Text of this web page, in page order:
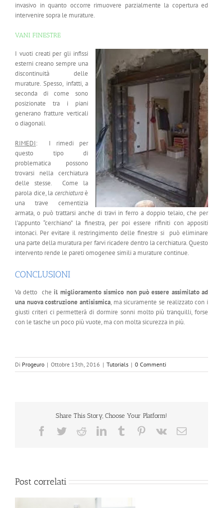
invasivo in quanto occorre rimuovere parzialmente la copertura ed
intervenire sopra le murature.
VANI FINESTRE
I vuoti creati per gli infissi
esterni creano sempre una
discontinuità delle
murature. Spesso, infatti, a
seconda di come sono
posizionate tra i piani
generano fratture verticali
o diagonali.
RIMEDI: I rimedi per
questo tipo di
problematica possono
trovarsi nella cerchiatura
delle stesse. Come la
parola dice, la cerchiaturaè
una trave cementizia
armata, o può trattarsi anche di travi in ferro a doppio telaio, che per
l’appunto “cerchiano” la finestra, per poi essere rifiniti con appositi
intonaci. Per evitare il restringimento delle finestre si può eliminare
una parte della muratura per farvi ricadere dentro la cerchiatura. Questo
intervento rende le pareti omogenee simili a murature continue.
CONCLUSIONI
Va detto cheil miglioramento sismico non può essere assimilato ad
una nuova costruzione antisismica, ma sicuramente se realizzato con i
giusti criteri ci permetterà di dormire sonni molto più tranquilli, forse
con le tasche un poco più vuote, ma con molta sicurezza in più.
Di Progeuro | Ottobre 13th, 2016 | Tutorials | 0 Commenti
Share This Story, Choose Your Platform!
Facebook
TwitterRedditLinkedIn
TumblrPinterest
Vk Email
Post correlati